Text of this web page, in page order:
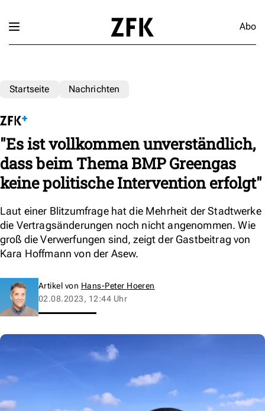
Abo
Startseite Nachrichten
"Es ist vollkommen unverständlich,
dass beim Thema BMP Greengas
keine politische Intervention erfolgt"
Laut einer Blitzumfrage hat die Mehrheit der Stadtwerke
die Vertragsänderungen noch nicht angenommen. Wie
groß die Verwerfungen sind, zeigt der Gastbeitrag von
Kara Hoffmann von der Asew.
Artikel von Hans-Peter Hoeren
02.08.2023, 12:44 Uhr